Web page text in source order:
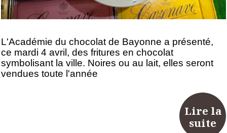
L'Académie du chocolat de Bayonne a présenté,
ce mardi 4 avril, des fritures en chocolat
symbolisant la ville. Noires ou au lait, elles seront
vendues toute l'année
Lire la
suite